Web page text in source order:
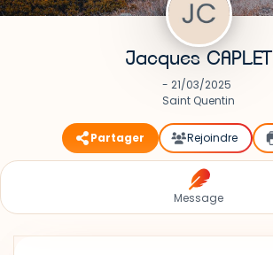
Jacques CAPLET
- 21/03/2025
Saint Quentin
Partager Rejoindre
Message